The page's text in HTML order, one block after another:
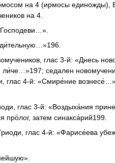
на 4 (ирмосы единожды),
на 4.
глас 3-й: «Днесь
ли́че…»197; седален
глас 4-й: «Смире́ние
глас 3-й: «Воздыха́ния
затем синакса́рий199.
глас 4-й: «Фарисе́ева